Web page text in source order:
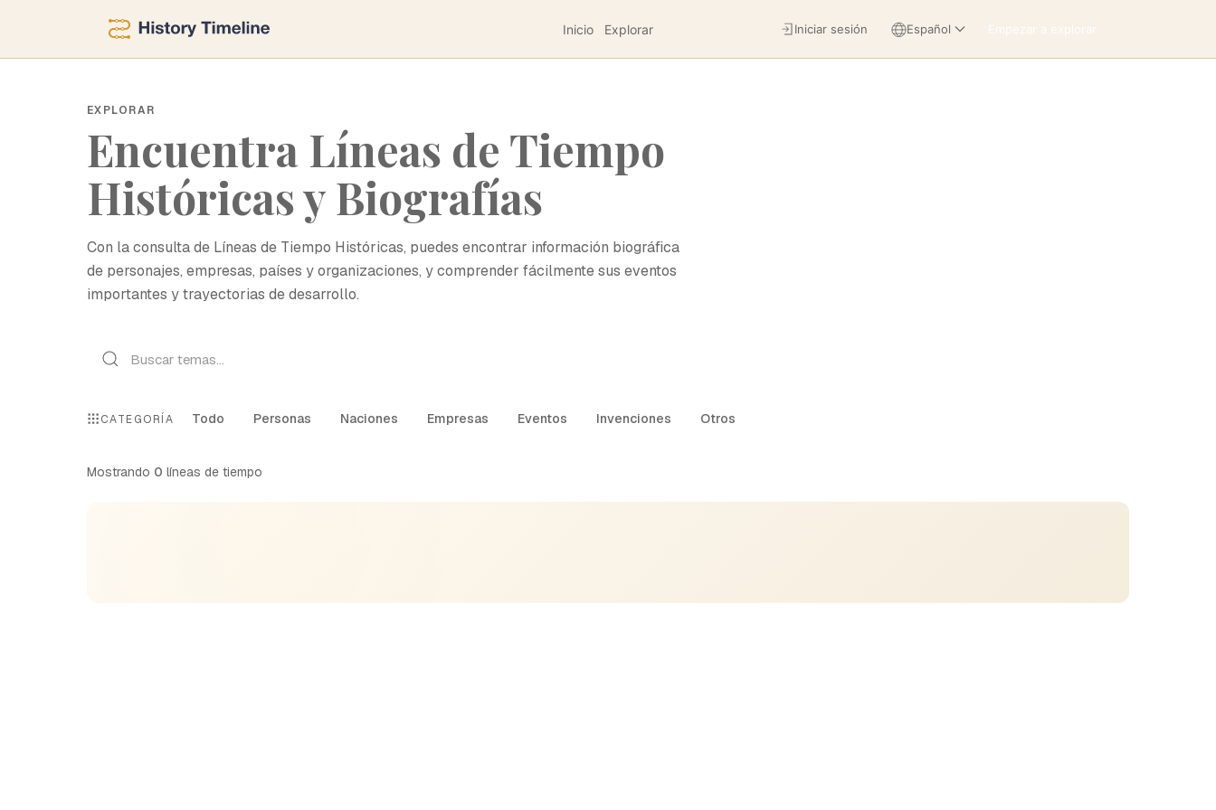
Inicio Explorar Empezar a explorar
Iniciar sesión Español
EXPLORAR
Encuentra Líneas de Tiempo
Históricas y Biografías
Con la consulta de Líneas de Tiempo Históricas, puedes encontrar información biográfica
de personajes, empresas, países y organizaciones, y comprender fácilmente sus eventos
importantes y trayectorias de desarrollo.
CATEGORÍA Todo Personas Naciones Empresas Eventos Invenciones Otros
Mostrando 0 líneas de tiempo